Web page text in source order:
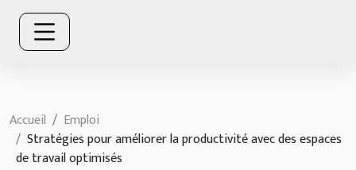
Accueil
Emploi
Stratégies pour améliorer la productivité avec des espaces
de travail optimisés